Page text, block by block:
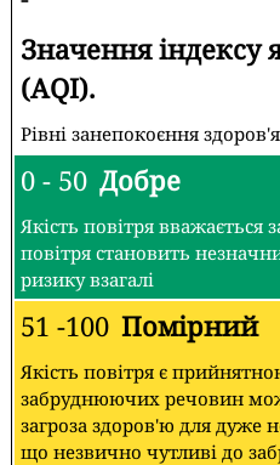
Значення індексу
(AQI).
Рівні занепокоєння
0 - 50 Добре
Якість повітря вважається
повітря становить
ризику взагалі
51 -100 Помірний
Якість повітря є
забруднюючих речовин
загроза здоров'ю для дуже
що незвично чутливі до